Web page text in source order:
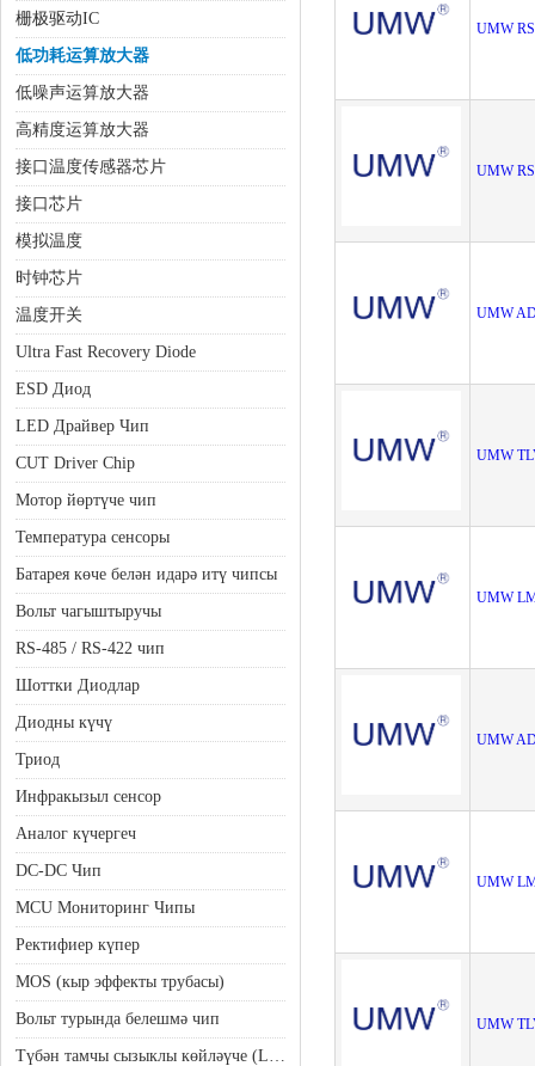
栅极驱动IC
低功耗运算放大器
低噪声运算放大器
高精度运算放大器
接口温度传感器芯片
接口芯片
模拟温度
时钟芯片
温度开关
Ultra Fast Recovery Diode
ESD Диод
LED Драйвер Чип
CUT Driver Chip
Мотор йөртүче чип
Температура сенсоры
Батарея көче белән идарә итү чипсы
Вольт чагыштыручы
RS-485 / RS-422 чип
Шоттки Диодлар
Диодны күчү
Триод
Инфракызыл сенсор
Аналог күчергеч
DC-DC Чип
MCU Мониторинг Чипы
Ректифиер күпер
MOS (кыр эффекты трубасы)
Вольт турында белешмә чип
Түбән тамчы сызыклы көйләүче (LDO)
UMW
UMW
UMW
UMW
UMW
UMW
UMW
UMW